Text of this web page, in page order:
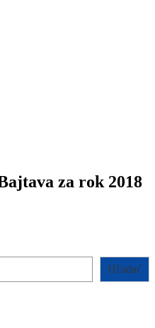
za rok 2018
Hľadať